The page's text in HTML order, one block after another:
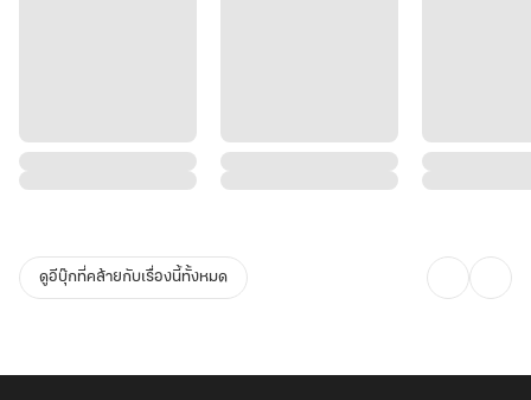
ดูอีบุ๊กที่คล้ายกับเรื่องนี้ทั้งหมด